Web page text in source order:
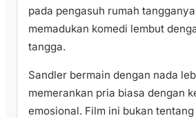
pada pengasuh rumah
memadukan komedi lembut
tangga.
Sandler bermain dengan nada
memerankan pria biasa dengan
emosional. Film ini bukan